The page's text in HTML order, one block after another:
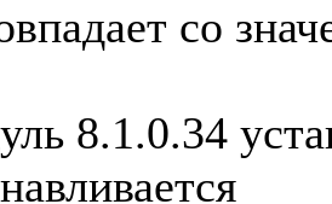
со
8.1.0.34